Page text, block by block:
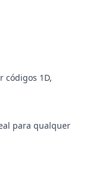
códigos 1D,
para qualquer